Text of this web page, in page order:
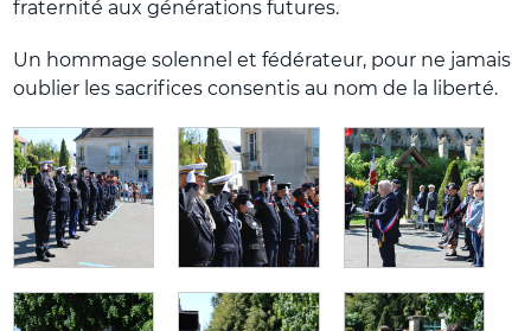
fraternité aux générations futures.
Un hommage solennel et fédérateur, pour ne jamais
oublier les sacrifices consentis au nom de la liberté.